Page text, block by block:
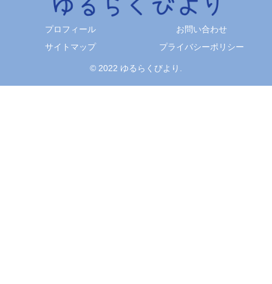
プロフィール
お問い合わせ
サイトマップ
プライバシーポリシー
© 2022 ゆるらくびより.